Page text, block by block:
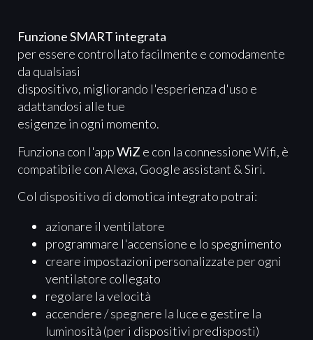
Funzione SMART integrata
per essere controllato facilmente e comodamente
da qualsiasi
dispositivo, migliorando l'esperienza d'uso e
adattandosi alle tue
esigenze in ogni momento.
Funziona con l'appWiZ e con la connessione Wifi, è
compatibile con Alexa, Google assistant & Siri.
Col dispositivo di domotica integrato potrai:
azionare il ventilatore
programmare l'accensione e lo spegnimento
creare impostazioni personalizzate per ogni
ventilatore collegato
regolare la velocità
accendere / spegnere la luce e gestire la
luminosità (per i dispositivi predisposti)